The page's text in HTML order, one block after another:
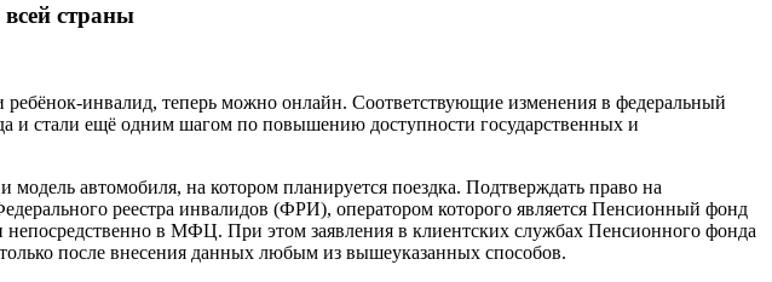
страны
инвалид, теперь можно онлайн. Соответствующие изменения в федеральный
и стали ещё одним шагом по повышению доступности государственных и
автомобиля, на котором планируется поездка. Подтверждать право на
реестра инвалидов (ФРИ), оператором которого является Пенсионный фонд
в МФЦ. При этом заявления в клиентских службах Пенсионного фонда
после внесения данных любым из вышеуказанных способов.